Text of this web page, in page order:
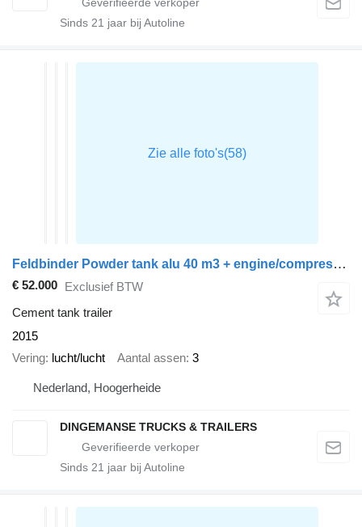
Sinds 21 jaar bij Autoline
Feldbinder Powder tank alu 40 m3 + engine/compressor
€ 52.000 Exclusief BTW
Cement tank trailer
2015
Vering lucht/lucht Aantal assen 3
Nederland, Hoogerheide
DINGEMANSE TRUCKS & TRAILERS
Sinds 21 jaar bij Autoline